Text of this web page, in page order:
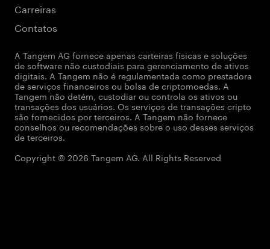
Carreiras
Contatos
A Tangem AG fornece apenas carteiras físicas e soluções
de software não custodiais para gerenciamento de ativos
digitais. A Tangem não é regulamentada como prestadora
de serviços financeiros ou bolsa de criptomoedas. A
Tangem não detém, custodiar ou controla os ativos ou
transações dos usuários. Os serviços de transações cripto
são fornecidos por terceiros. A Tangem não fornece
conselhos ou recomendações sobre o uso desses serviços
de terceiros.